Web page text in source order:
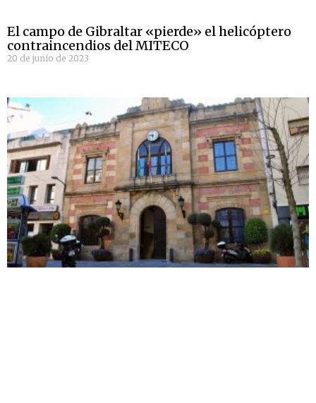
El campo de Gibraltar «pierde» el helicóptero
contraincendios del MITECO
20 de junio de 2023